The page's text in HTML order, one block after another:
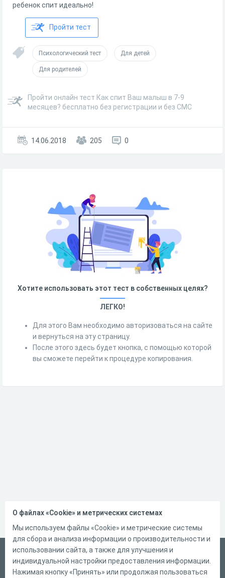
ребенок спит идеально!
Пройти тест
Психологический тест Для детей
Для родителей
Пройти онлайн тест Как спит Ваш малыш в 7-9
месяцев? бесплатно без регистрации и без СМС
14.06.2018 205 0
Хотите использовать этот тест в собственных целях?
ЛЕГКО!
Для этого Вам необходимо авторизоваться на сайте
и вернуться на эту страницу.
После этого здесь будет кнопка, с помощью которой
вы сможете перейти к процедуре копирования.
Русский
Справка
О файлах «Cookie» и метрических системах
Мы используем файлы «Cookie» и метрические системы
для сбора и анализа информации о производительности и
использовании сайта, а также для улучшения и
индивидуальной настройки предоставления информации.
Нажимая кнопку «Принять» или продолжая пользоваться